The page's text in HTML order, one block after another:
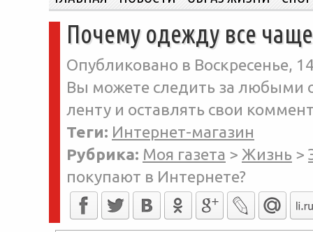
Почему одежду все
Опубликовано в Воскресенье,
Вы можете следить за любыми
ленту и оставлять свои
Теги: Интернет-магазин
Рубрика: Моя газета > Жизнь >
покупают в Интернете?